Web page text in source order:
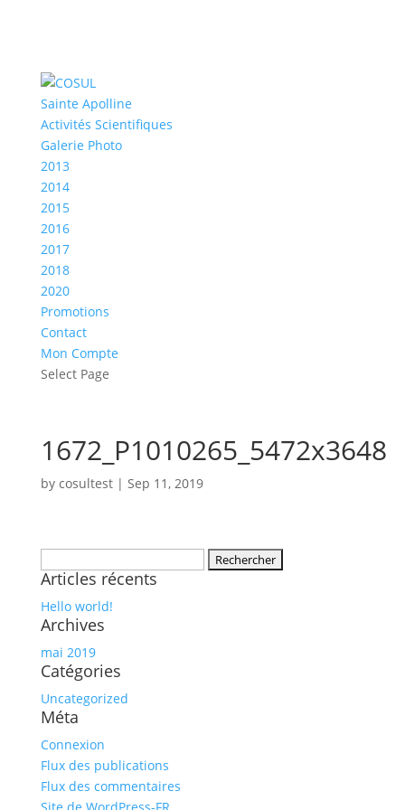
Sainte Apolline
Activités Scientifiques
Galerie Photo
2013
2014
2015
2016
2017
2018
2020
Promotions
Contact
Mon Compte
Select Page
1672_P1010265_5472x3648
by cosultest| Sep 11, 2019
Articles récents
Hello world!
Archives
mai 2019
Catégories
Uncategorized
Méta
Connexion
Flux des publications
Flux des commentaires